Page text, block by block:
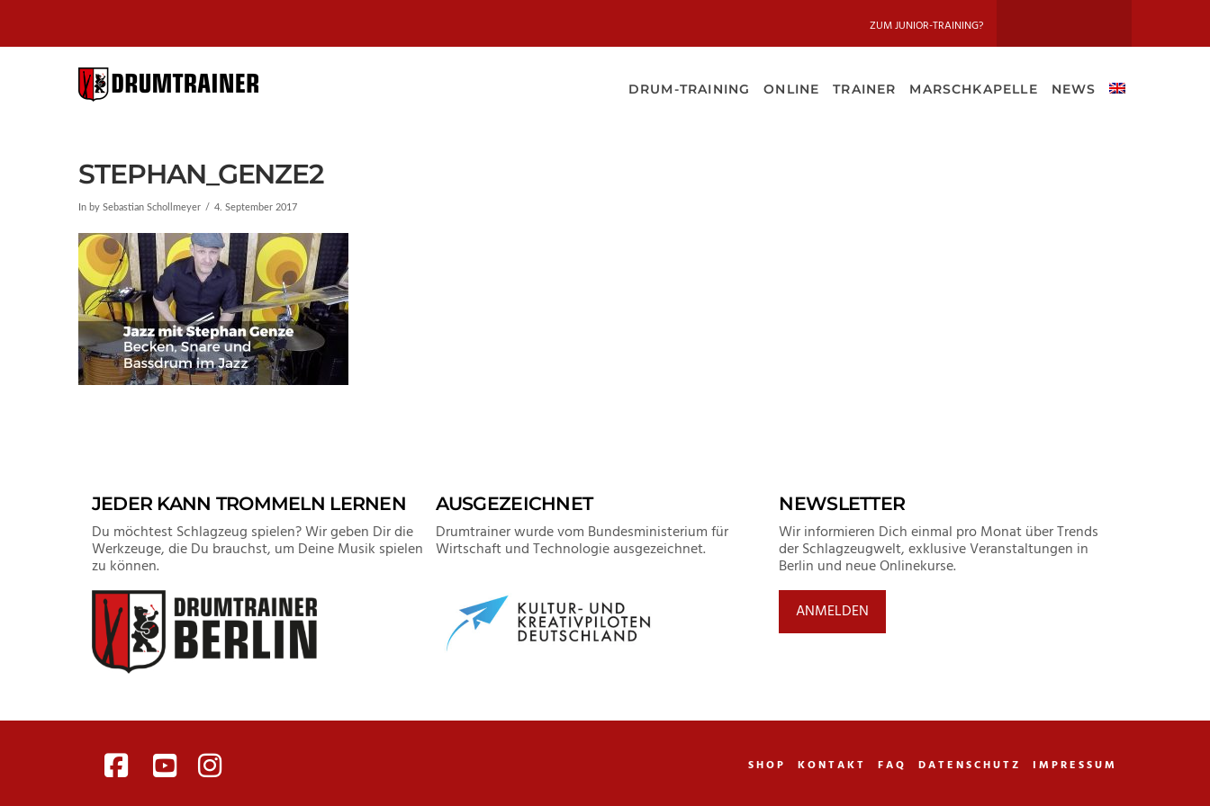
ZUM JUNIOR-TRAINING?
DRUMTRAINER
DRUM-TRAINING ONLINE TRAINER MARSCHKAPELLE NEWS
STEPHAN_GENZE2
In by Sebastian Schollmeyer 4. September 2017
JEDER KANN TROMMELN LERNEN
Du möchtest Schlagzeug spielen? Wir geben Dir die
Werkzeuge, die Du brauchst, um Deine Musik spielen
zu können.
AUSGEZEICHNET
Drumtrainer wurde vom Bundesministerium für
Wirtschaft und Technologie ausgezeichnet.
NEWSLETTER
Wir informieren Dich einmal pro Monat über Trends
der Schlagzeugwelt, exklusive Veranstaltungen in
Berlin und neue Onlinekurse.
ANMELDEN
SHOP KONTAKT FAQ DATENSCHUTZ IMPRESSUM